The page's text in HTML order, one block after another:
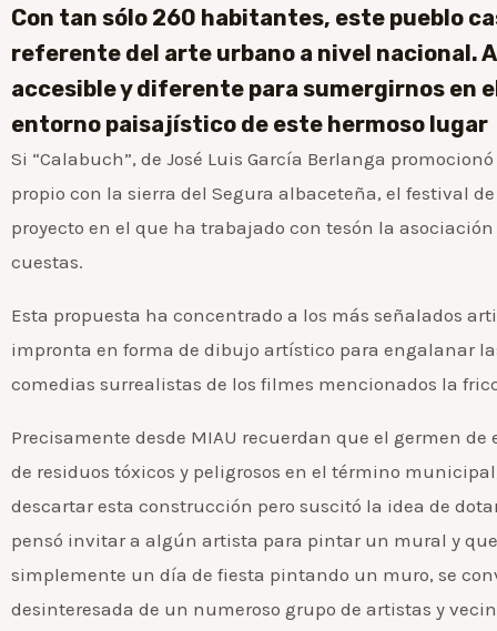
Con tan sólo 260 habitantes, este pueblo
referente del arte urbano a nivel nacional.
accesible y diferente para sumergirnos en
entorno paisajístico de este hermoso lugar
Si “Calabuch”, de José Luis García Berlanga
propio con la sierra del Segura albaceteña, el festival
proyecto en el que ha trabajado con tesón la
cuestas.
Esta propuesta ha concentrado a los más señalados
impronta en forma de dibujo artístico para engalanar
comedias surrealistas de los filmes mencionados la
Precisamente desde MIAU recuerdan que el germen
de residuos tóxicos y peligrosos en el término
descartar esta construcción pero suscitó la idea de
pensó invitar a algún artista para pintar un mural y
simplemente un día de fiesta pintando un muro, se
desinteresada de un numeroso grupo de artistas y